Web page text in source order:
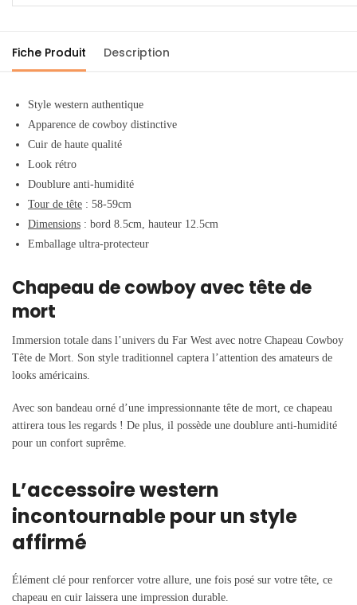
Fiche Produit Description
Style western authentique
Apparence de cowboy distinctive
Cuir de haute qualité
Look rétro
Doublure anti-humidité
Tour de tête : 58-59cm
Dimensions : bord 8.5cm, hauteur 12.5cm
Emballage ultra-protecteur
Chapeau de cowboy avec tête de
mort
Immersion totale dans l’univers du Far West avec notre Chapeau Cowboy
Tête de Mort. Son style traditionnel captera l’attention des amateurs de
looks américains.
Avec son bandeau orné d’une impressionnante tête de mort, ce chapeau
attirera tous les regards ! De plus, il possède une doublure anti-humidité
pour un confort suprême.
L’accessoire western
incontournable pour un style
affirmé
Élément clé pour renforcer votre allure, une fois posé sur votre tête, ce
chapeau en cuir laissera une impression durable.